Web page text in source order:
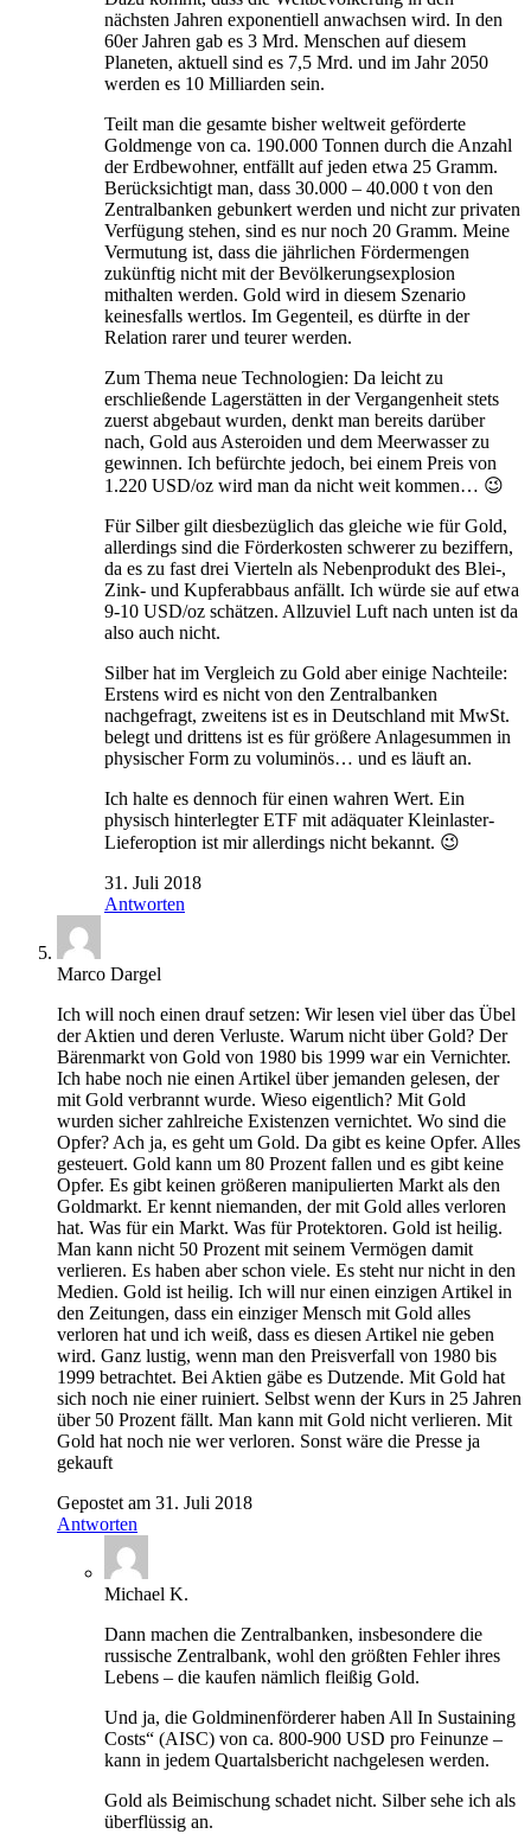
nächsten Jahren exponentiell anwachsen wird. In den
60er Jahren gab es 3 Mrd. Menschen auf diesem
Planeten, aktuell sind es 7,5 Mrd. und im Jahr 2050
werden es 10 Milliarden sein.
Teilt man die gesamte bisher weltweit geförderte
Goldmenge von ca. 190.000 Tonnen durch die Anzahl
der Erdbewohner, entfällt auf jeden etwa 25 Gramm.
Berücksichtigt man, dass 30.000 – 40.000 t von den
Zentralbanken gebunkert werden und nicht zur privaten
Verfügung stehen, sind es nur noch 20 Gramm. Meine
Vermutung ist, dass die jährlichen Fördermengen
zukünftig nicht mit der Bevölkerungsexplosion
mithalten werden. Gold wird in diesem Szenario
keinesfalls wertlos. Im Gegenteil, es dürfte in der
Relation rarer und teurer werden.
Zum Thema neue Technologien: Da leicht zu
erschließende Lagerstätten in der Vergangenheit stets
zuerst abgebaut wurden, denkt man bereits darüber
nach, Gold aus Asteroiden und dem Meerwasser zu
gewinnen. Ich befürchte jedoch, bei einem Preis von
1.220 USD/oz wird man da nicht weit kommen… 😉
Für Silber gilt diesbezüglich das gleiche wie für Gold,
allerdings sind die Förderkosten schwerer zu beziffern,
da es zu fast drei Vierteln als Nebenprodukt des Blei-,
Zink- und Kupferabbaus anfällt. Ich würde sie auf etwa
9-10 USD/oz schätzen. Allzuviel Luft nach unten ist da
also auch nicht.
Silber hat im Vergleich zu Gold aber einige Nachteile:
Erstens wird es nicht von den Zentralbanken
nachgefragt, zweitens ist es in Deutschland mit MwSt.
belegt und drittens ist es für größere Anlagesummen in
physischer Form zu voluminös… und es läuft an.
Ich halte es dennoch für einen wahren Wert. Ein
physisch hinterlegter ETF mit adäquater Kleinlaster-
Lieferoption ist mir allerdings nicht bekannt. 😉
31. Juli 2018
Antworten
Marco Dargel
Ich will noch einen drauf setzen: Wir lesen viel über das Übel
der Aktien und deren Verluste. Warum nicht über Gold? Der
Bärenmarkt von Gold von 1980 bis 1999 war ein Vernichter.
Ich habe noch nie einen Artikel über jemanden gelesen, der
mit Gold verbrannt wurde. Wieso eigentlich? Mit Gold
wurden sicher zahlreiche Existenzen vernichtet. Wo sind die
Opfer? Ach ja, es geht um Gold. Da gibt es keine Opfer. Alles
gesteuert. Gold kann um 80 Prozent fallen und es gibt keine
Opfer. Es gibt keinen größeren manipulierten Markt als den
Goldmarkt. Er kennt niemanden, der mit Gold alles verloren
hat. Was für ein Markt. Was für Protektoren. Gold ist heilig.
Man kann nicht 50 Prozent mit seinem Vermögen damit
verlieren. Es haben aber schon viele. Es steht nur nicht in den
Medien. Gold ist heilig. Ich will nur einen einzigen Artikel in
den Zeitungen, dass ein einziger Mensch mit Gold alles
verloren hat und ich weiß, dass es diesen Artikel nie geben
wird. Ganz lustig, wenn man den Preisverfall von 1980 bis
1999 betrachtet. Bei Aktien gäbe es Dutzende. Mit Gold hat
sich noch nie einer ruiniert. Selbst wenn der Kurs in 25 Jahren
über 50 Prozent fällt. Man kann mit Gold nicht verlieren. Mit
Gold hat noch nie wer verloren. Sonst wäre die Presse ja
gekauft
Gepostet am 31. Juli 2018
Antworten
Michael K.
Dann machen die Zentralbanken, insbesondere die
russische Zentralbank, wohl den größten Fehler ihres
Lebens – die kaufen nämlich fleißig Gold.
Und ja, die Goldminenförderer haben All In Sustaining
Costs“ (AISC) von ca. 800-900 USD pro Feinunze –
kann in jedem Quartalsbericht nachgelesen werden.
Gold als Beimischung schadet nicht. Silber sehe ich als
überflüssig an.